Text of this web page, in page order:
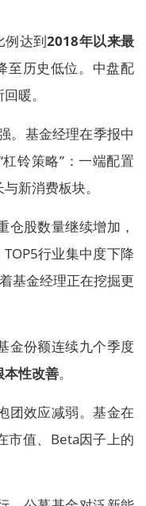
例达到2018年以来最
至历史低位。中盘配
暖。
。基金经理在季报中
铃策略”：一端配置
新消费板块。
仓股数量继续增加，
TOP5行业集中度下降
基金经理正在挖掘更
金份额连续九个季度
本性改善。
团效应减弱。基金在
市值、Beta因子上的